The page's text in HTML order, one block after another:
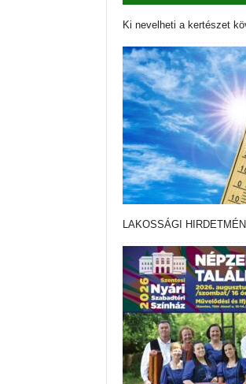
Ki nevelheti a kertészet
LAKOSSÁGI